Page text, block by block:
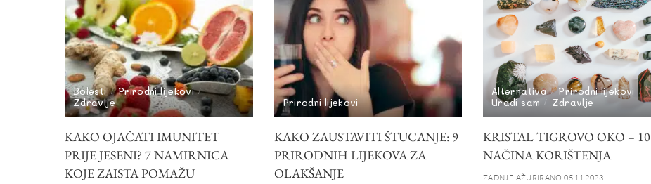
Bolesti
Prirodni lijekovi
Zdravlje
KAKO OJAČATI IMUNITET
PRIJE JESENI? 7 NAMIRNICA
KOJE ZAISTA POMAŽU
Prirodni lijekovi
KAKO ZAUSTAVITI ŠTUCANJE: 9
PRIRODNIH LIJEKOVA ZA
OLAKŠANJE
Alternativa
Prirodni lijekovi
Uradi sam
Zdravlje
KRISTAL TIGROVO OKO – 10
NAČINA KORIŠTENJA
ZADNJE AŽURIRANO 05.11.2023.